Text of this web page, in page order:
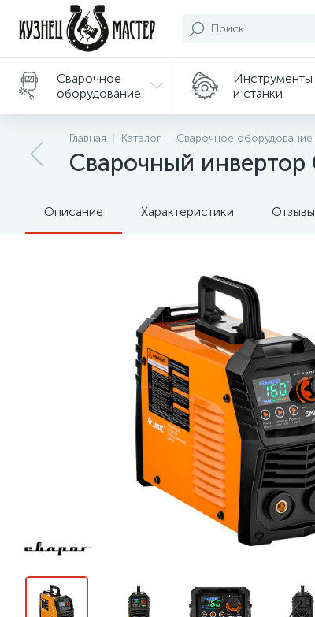
Сварочное
оборудование
Инструменты
и станки
Подарки/
Сувениры
Главная Каталог Сварочное оборудование
Сварочный инвертор
Описание Характеристики Отзывы